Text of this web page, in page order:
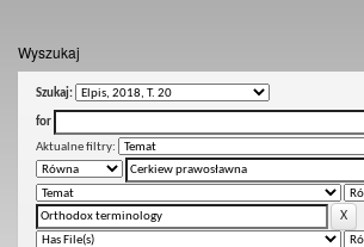
Wyszukaj
Szukaj:
for
Aktualne filtry: